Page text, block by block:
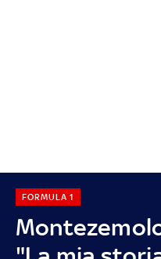
FORMULA 1